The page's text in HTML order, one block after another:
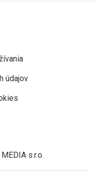
údajov
s.r.o.